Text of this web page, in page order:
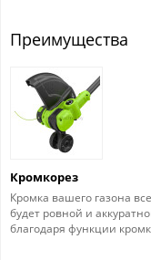
Преимущества
Кромкорез
Кромка вашего газона
будет ровной и
благодаря функции